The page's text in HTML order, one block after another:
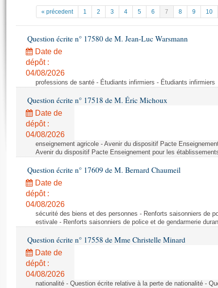
Projets de loi
Propositions de loi
Amendements
Textes adoptés
Rapports d'information
Rapports d'enquête
Rapports législatifs
Baromètre de l’application des lois
Dossiers législatifs
Budget et sécurité sociale
Questions écrites et orales
Comptes rendus des débats
Documents de référence
( Constitution | Règlement de l'Assemblée ... )
Histoire
Juniors
Anciennes législatures
Liens vers les sites publics
La Bibliothèque
Contacts et plan d'accès
Photos libres de droit
« précedent 1 2 3 4 5 6 7 8 9 10
Question écrite n° 17580 de M. Jean-Luc Warsmann
Date de
dépôt :
04/08/2026
professions de santé - Étudiants infirmiers - Étudiants infirmiers
Question écrite n° 17518 de M. Éric Michoux
Date de
dépôt :
04/08/2026
enseignement agricole - Avenir du dispositif Pacte
Avenir du dispositif Pacte Enseignement pour les
Question écrite n° 17609 de M. Bernard Chaumeil
Date de
dépôt :
04/08/2026
sécurité des biens et des personnes - Renforts saisonniers de
estivale - Renforts saisonniers de police et de gendarmerie
Question écrite n° 17558 de Mme Christelle Minard
Date de
dépôt :
04/08/2026
nationalité - Question écrite relative à la perte de nationalité -